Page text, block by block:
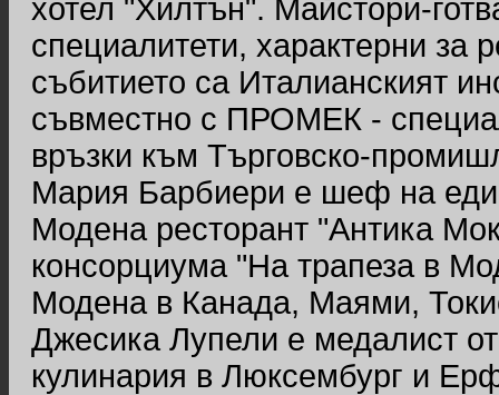
хотел "Хилтън". Майстори-
специалитети, характерни за
събитието са Италианският
съвместно с ПРОМЕК -
връзки към Търговско-
Мария Барбиери е шеф на
Модена ресторант "Антика
консорциума "На трапеза в
Модена в Канада, Маями,
Джесика Лупели е медалист
кулинария в Люксембург и